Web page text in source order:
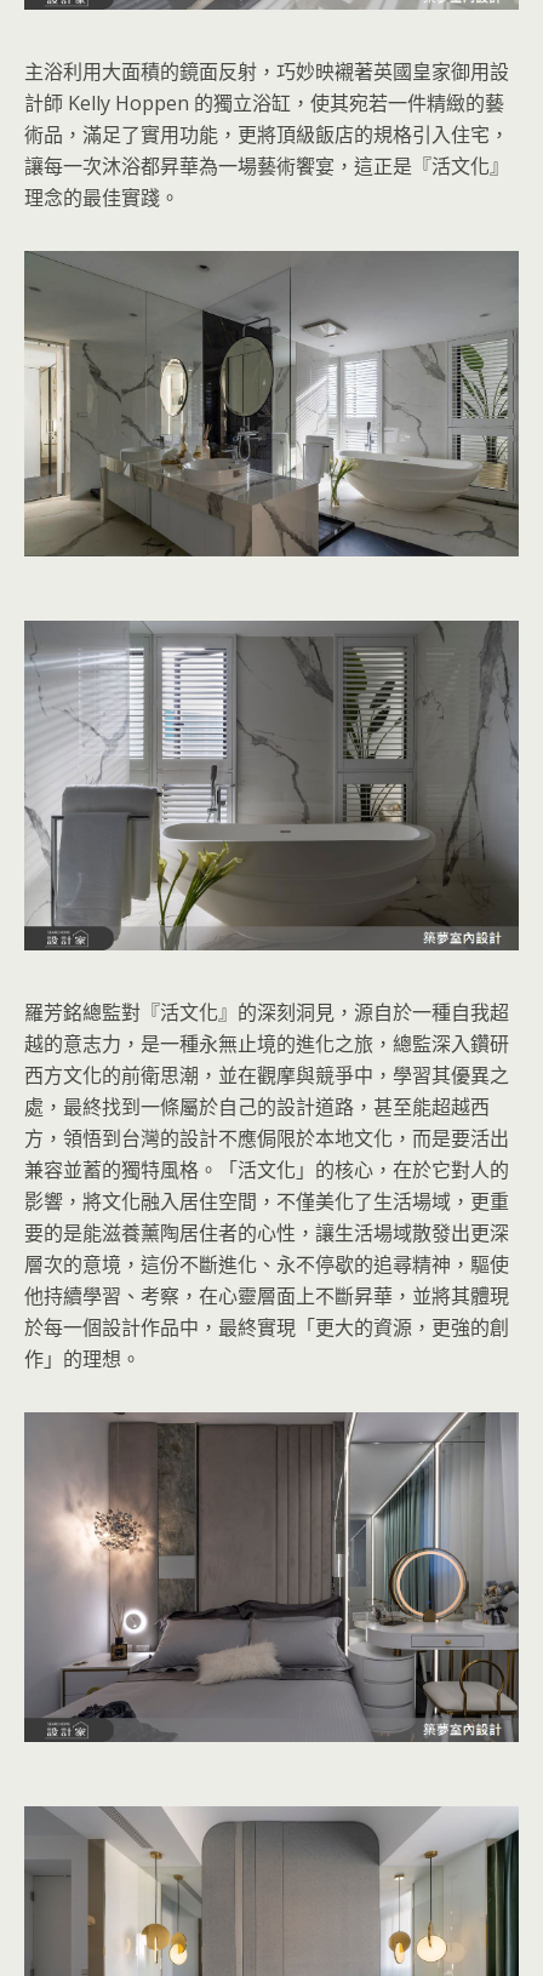
主浴利用大面積的鏡面反射，巧妙映襯著英國皇家御用設
計師 Kelly Hoppen 的獨立浴缸，使其宛若一件精緻的藝
術品，滿足了實用功能，更將頂級飯店的規格引入住宅，
讓每一次沐浴都昇華為一場藝術饗宴，這正是『活文化』
理念的最佳實踐。
羅芳銘總監對『活文化』的深刻洞見，源自於一種自我超
越的意志力，是一種永無止境的進化之旅，總監深入鑽研
西方文化的前衛思潮，並在觀摩與競爭中，學習其優異之
處，最終找到一條屬於自己的設計道路，甚至能超越西
方，領悟到台灣的設計不應侷限於本地文化，而是要活出
兼容並蓄的獨特風格。「活文化」的核心，在於它對人的
影響，將文化融入居住空間，不僅美化了生活場域，更重
要的是能滋養薰陶居住者的心性，讓生活場域散發出更深
層次的意境，這份不斷進化、永不停歇的追尋精神，驅使
他持續學習、考察，在心靈層面上不斷昇華，並將其體現
於每一個設計作品中，最終實現「更大的資源，更強的創
作」的理想。